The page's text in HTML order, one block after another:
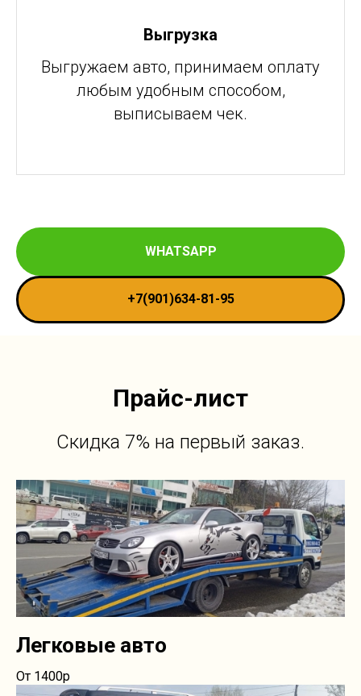
Выгрузка
Выгружаем авто, принимаем оплату
любым удобным способом,
выписываем чек.
WHATSAPP
+7(901)634-81-95
Прайс-лист
Скидка 7% на первый заказ.
Легковые авто
От 1400р